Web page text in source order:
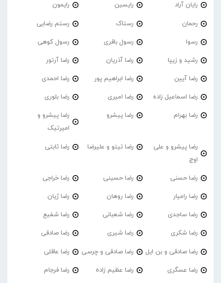
رایان آراد رایسین رایمون
رحمان رستاک رستم رضایی
رسوا رسول باقری رسول کوهی
رشید و زیپا رضا آذریان رضا آرتور
رضا آیین رضا ابراهیم پور رضا احمدی
رضا اسماعیل زاده رضا امیری رضا بلوری
رضا بهرام رضا پیشرو
رضا پیشرو و
امیرتیک
رضا پیشرو و علی
اوج
رضا تیتو و علیرضا رضا ثابتی
رضا حسنی رضا حسینی رضا خراجی
رضا رامیار رضا روهان رضا ژیان
رضا ساجدی رضا شعبانی رضا شفیع
رضا شکری رضا شیری رضا صادقی
رضا صادقی و بن ایل رضا صادقی و چرسی رضا عاقلی
رضا عسگری رضا عظیم زاده رضا فرجام